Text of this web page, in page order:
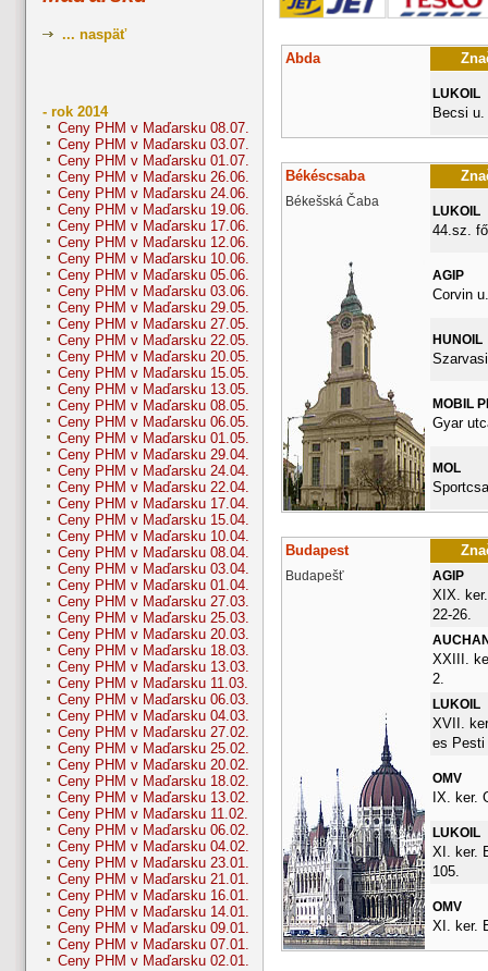
... naspäť
- rok 2014
Ceny PHM v Maďarsku 08.07.
Ceny PHM v Maďarsku 03.07.
Ceny PHM v Maďarsku 01.07.
Ceny PHM v Maďarsku 26.06.
Ceny PHM v Maďarsku 24.06.
Ceny PHM v Maďarsku 19.06.
Ceny PHM v Maďarsku 17.06.
Ceny PHM v Maďarsku 12.06.
Ceny PHM v Maďarsku 10.06.
Ceny PHM v Maďarsku 05.06.
Ceny PHM v Maďarsku 03.06.
Ceny PHM v Maďarsku 29.05.
Ceny PHM v Maďarsku 27.05.
Ceny PHM v Maďarsku 22.05.
Ceny PHM v Maďarsku 20.05.
Ceny PHM v Maďarsku 15.05.
Ceny PHM v Maďarsku 13.05.
Ceny PHM v Maďarsku 08.05.
Ceny PHM v Maďarsku 06.05.
Ceny PHM v Maďarsku 01.05.
Ceny PHM v Maďarsku 29.04.
Ceny PHM v Maďarsku 24.04.
Ceny PHM v Maďarsku 22.04.
Ceny PHM v Maďarsku 17.04.
Ceny PHM v Maďarsku 15.04.
Ceny PHM v Maďarsku 10.04.
Ceny PHM v Maďarsku 08.04.
Ceny PHM v Maďarsku 03.04.
Ceny PHM v Maďarsku 01.04.
Ceny PHM v Maďarsku 27.03.
Ceny PHM v Maďarsku 25.03.
Ceny PHM v Maďarsku 20.03.
Ceny PHM v Maďarsku 18.03.
Ceny PHM v Maďarsku 13.03.
Ceny PHM v Maďarsku 11.03.
Ceny PHM v Maďarsku 06.03.
Ceny PHM v Maďarsku 04.03.
Ceny PHM v Maďarsku 27.02.
Ceny PHM v Maďarsku 25.02.
Ceny PHM v Maďarsku 20.02.
Ceny PHM v Maďarsku 18.02.
Ceny PHM v Maďarsku 13.02.
Ceny PHM v Maďarsku 11.02.
Ceny PHM v Maďarsku 06.02.
Ceny PHM v Maďarsku 04.02.
Ceny PHM v Maďarsku 23.01.
Ceny PHM v Maďarsku 21.01.
Ceny PHM v Maďarsku 16.01.
Ceny PHM v Maďarsku 14.01.
Ceny PHM v Maďarsku 09.01.
Ceny PHM v Maďarsku 07.01.
Ceny PHM v Maďarsku 02.01.
Abda
LUKOIL
Becsi u.
Békéscsaba
Békešská Čaba
LUKOIL
44.sz.
AGIP
Corvin
HUNOIL
MOBIL
Gyar
MOL
Budapest
Budapešť AGIP
XIX.
22-26.
XXIII.
2.
LUKOIL
XVII.
es Pesti
OMV
IX. ker.
LUKOIL
XI. ker.
105.
OMV
XI. ker.